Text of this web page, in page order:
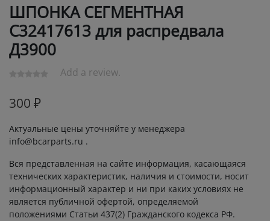
ШПОНКА СЕГМЕНТНАЯ
С32417613 для распредвала
Д3900
Add a review.
300 ₽
Актуальные цены уточняйте у менеджера
info@bcarparts.ru .
Вся представленная на сайте информация, касающаяся
технических характеристик, наличия и стоимости, носит
информационный характер и ни при каких условиях не
является публичной офертой, определяемой
положениями Статьи 437(2) Гражданского кодекса РФ.